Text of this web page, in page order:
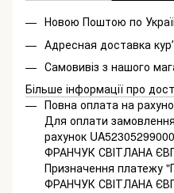
Новою Поштою по
Адресная доставка
Самовивіз з нашого
Більше інформації про
Повна оплата на
Для оплати
рахунок
ФРАНЧУК СВІТЛАНА
Призначення платежу
ФРАНЧУК СВІТЛАНА